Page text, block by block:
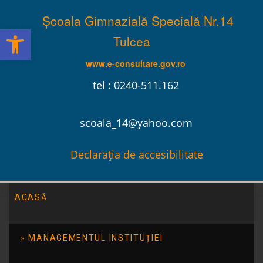
Școala Gimnazială Specială Nr.14
Tulcea
www.e-consultare.gov.ro
tel : 0240-511.162
scoala_14@yahoo.com
Declarația de accesibilitate
ACASĂ
MANAGEMENTUL INSTITUȚIEI
Deschide bara de unelte